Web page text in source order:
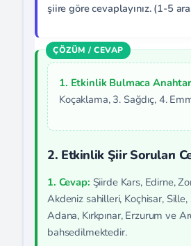
şiire göre cevaplayınız. (1-5
1. Etkinlik Bulmaca
Koçaklama, 3. Sağdıç, 4.
2. Etkinlik Şiir Soruları
1. Cevap: Şiirde Kars, Edirne,
Akdeniz sahilleri, Koçhisar, Sille,
Adana, Kırkpınar, Erzurum ve
bahsedilmektedir.